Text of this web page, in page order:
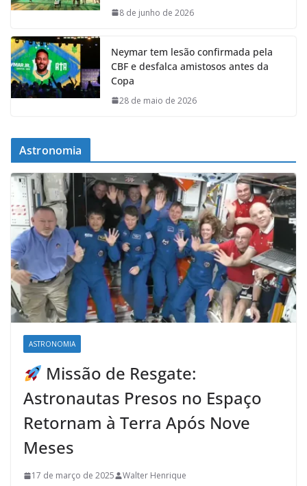
8 de junho de 2026
Neymar tem lesão confirmada pela
CBF e desfalca amistosos antes da
Copa
28 de maio de 2026
Astronomia
ASTRONOMIA
Missão de Resgate:
Astronautas Presos no Espaço
Retornam à Terra Após Nove
Meses
17 de março de 2025 Walter Henrique